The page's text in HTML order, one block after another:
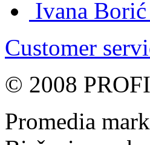
Ivana Borić
Customer
© 2008
Promedia